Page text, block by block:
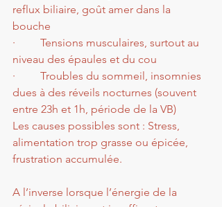
reflux biliaire, goût amer dans la
bouche
·         Tensions musculaires, surtout au
niveau des épaules et du cou
·         Troubles du sommeil, insomnies
dues à des réveils nocturnes (souvent
entre 23h et 1h, période de la VB)
Les causes possibles sont : Stress,
alimentation trop grasse ou épicée,
frustration accumulée.
A l’inverse lorsque l’énergie de la